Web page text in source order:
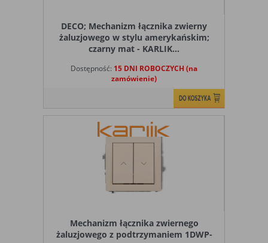
DECO; Mechanizm łącznika zwierny
żaluzjowego w stylu amerykańskim;
czarny mat - KARLIK...
Dostępność: 15 DNI ROBOCZYCH (na
zamówienie)
Mechanizm łącznika zwiernego
żaluzjowego z podtrzymaniem 1DWP-